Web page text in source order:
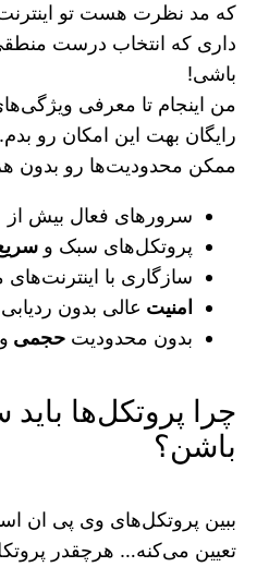
که مد نظرت هست تو
داری که انتخاب درست
باشی!
من اینجام تا معرفی
رایگان بهت این امکان رو بدم.
ممکن محدودیت‌ها رو بدون
سرورهای فعال بیش از ۱۰۰۰ تا
پروتکل‌های سبک و
سازگاری با
امنیت عالی بدون ردیابی
بدون محدودیتحجمی
چرا پروتکل‌ها
باشن؟
ببین پروتکل‌های وی پی ان
تعیین می‌کنه… هرچقدر